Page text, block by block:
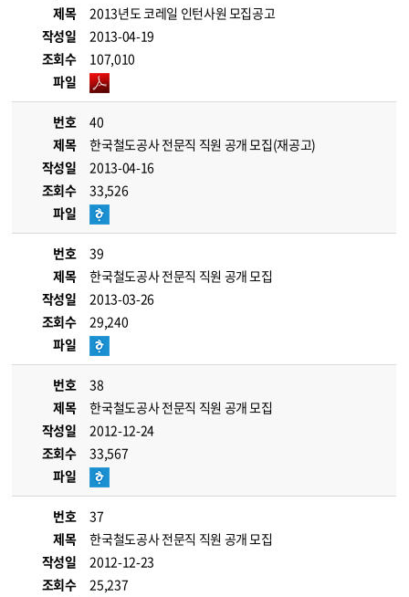
제목
2013년도 코레일 인턴사원 모집공고
작성일
2013-04-19
조회수
107,010
파일
번호
40
제목
한국철도공사 전문직 직원 공개 모집(재공고)
작성일
2013-04-16
조회수
33,526
파일
번호
39
제목
한국철도공사 전문직 직원 공개 모집
작성일
2013-03-26
조회수
29,240
파일
번호
38
제목
한국철도공사 전문직 직원 공개 모집
작성일
2012-12-24
조회수
33,567
파일
번호
37
제목
한국철도공사 전문직 직원 공개 모집
작성일
2012-12-23
조회수
25,237